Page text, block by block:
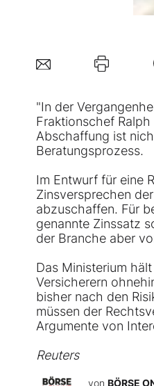
"In der
Fraktionschef
Abschaffung ist
Beratungsprozess.
Im Entwurf für eine
Zinsversprechen
abzuschaffen. Für
genannte Zinssatz
der Branche aber
Das Ministerium
Versicherern
bisher nach den
müssen der
Argumente von
Reuters
von BÖRSE